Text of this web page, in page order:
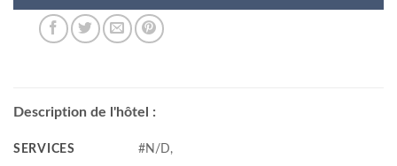
Description de l'hôtel :
SERVICES #N/D,